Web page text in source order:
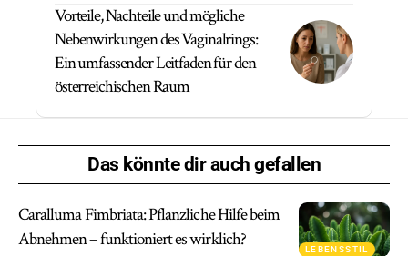
Vorteile, Nachteile und mögliche
Nebenwirkungen des Vaginalrings:
Ein umfassender Leitfaden für den
österreichischen Raum
Das könnte dir auch gefallen
LEBENSSTIL
Caralluma Fimbriata: Pflanzliche Hilfe beim
Abnehmen – funktioniert es wirklich?